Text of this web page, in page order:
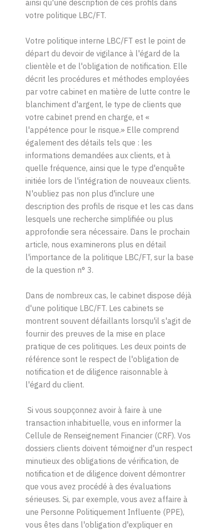
ainsi qu'une description de ces profils dans
votre politique LBC/FT.
Votre politique interne LBC/FT est le point de
départ du devoir de vigilance à l'égard de la
clientèle et de l'obligation de notification. Elle
décrit les procédures et méthodes employées
par votre cabinet en matière de lutte contre le
blanchiment d'argent, le type de clients que
votre cabinet prend en charge, et «
l'appétence pour le risque.» Elle comprend
également des détails tels que : les
informations demandées aux clients, et à
quelle fréquence, ainsi que le type d'enquête
initiée lors de l'intégration de nouveaux clients.
N'oubliez pas non plus d'inclure une
description des profils de risque et les cas dans
lesquels une recherche simplifiée ou plus
approfondie sera nécessaire. Dans le prochain
article, nous examinerons plus en détail
l'importance de la politique LBC/FT, sur la base
de la question n° 3.
Dans de nombreux cas, le cabinet dispose déjà
d'une politique LBC/FT. Les cabinets se
montrent souvent défaillants lorsqu'il s'agit de
fournir des preuves de la mise en place
pratique de ces politiques. Les deux points de
référence sont le respect de l'obligation de
notification et de diligence raisonnable à
l'égard du client.
Si vous soupçonnez avoir à faire à une
transaction inhabituelle, vous en informer la
Cellule de Renseignement Financier (CRF). Vos
dossiers clients doivent témoigner d'un respect
minutieux des obligations de vérification, de
notification et de diligence doivent démontrer
que vous avez procédé à des évaluations
sérieuses. Si, par exemple, vous avez affaire à
une Personne Politiquement Influente (PPE),
vous êtes dans l'obligation d'expliquer en